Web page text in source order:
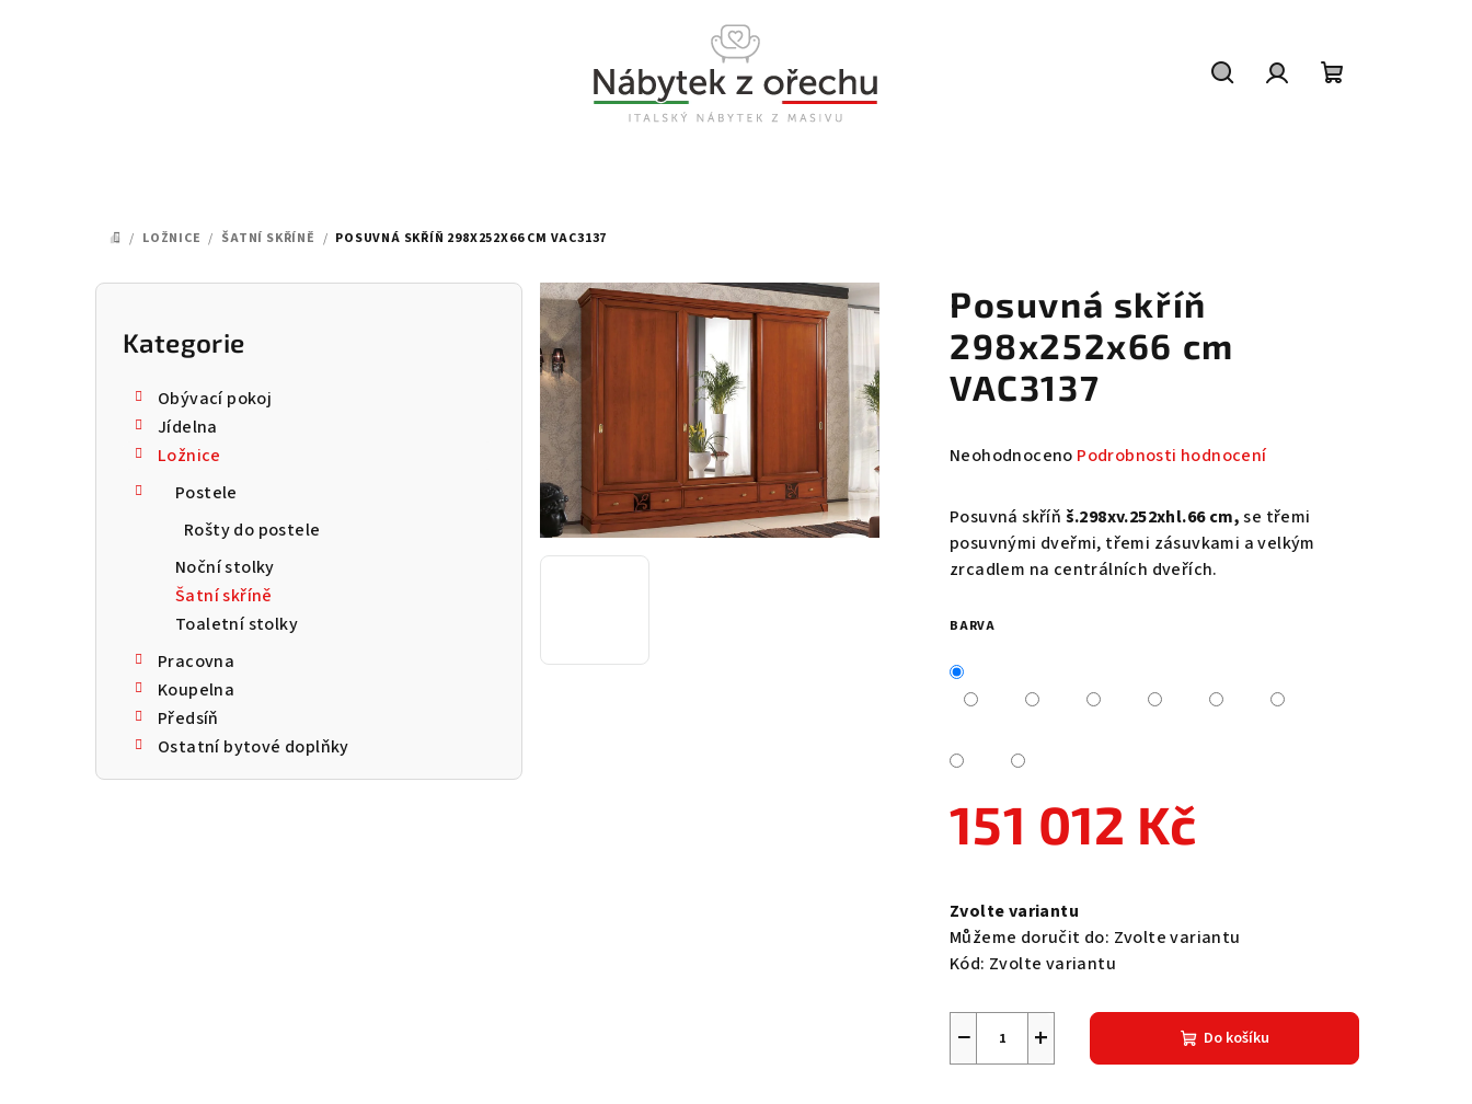
DOMŮ
/ LOŽNICE / ŠATNÍ SKŘÍNĚ / POSUVNÁ SKŘÍŇ 298X252X66 CM VAC3137
P
Přeskočit
kategorie
Kategorie
Obývací pokoj
Jídelna
Ložnice
Postele
Rošty do postele
Noční stolky
Šatní skříně
Toaletní stolky
Pracovna
Koupelna
Předsíň
Ostatní bytové doplňky
Posuvná skříň
298x252x66 cm
VAC3137
Průměrné
produktu
0,0
Neohodnoceno Podrobnosti hodnocení
Posuvná skříň š.298xv.252xhl.66 cm,se třemi
posuvnými dveřmi, třemi zásuvkami a velkým
zrcadlem na centrálních dveřích.
BARVA
151 012 Kč
cena:
Zvolte variantu
Můžeme doručit do: Zvolte variantu
Kód: Zvolte variantu
+
− Do košíku